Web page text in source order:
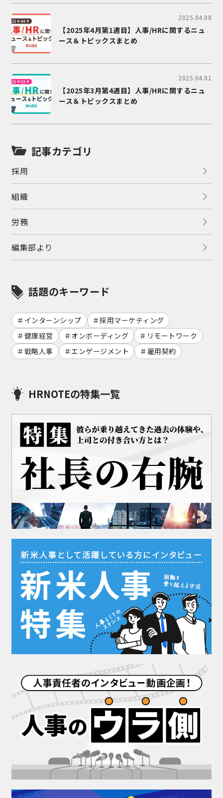
2025.04.08
【2025年4月第1週目】人事/HRに関するニュ
ース＆トピックスまとめ
2025.04.01
【2025年3月第4週目】人事/HRに関するニュ
ース＆トピックスまとめ
記事カテゴリ
採用
組織
労務
編集部より
話題のキーワード
インターンシップ
採用マーケティング
健康経営
オンボーディング
リモートワーク
戦略人事
エンゲージメント 雇用契約
HRNOTEの特集一覧